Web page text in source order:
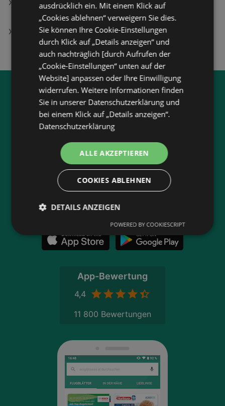
Küchenleerblock LBKB280ESG Grau/Eiche ca. 280
Kommode Jamie Angebote
Jetzt unserewogibtswas.at
App runterladen:
Filtere nach Branchen und stöbere in Produkten
und Flugblättern
Plane deinen Einkauf mit unserem Merkzettel
Lasse dich benachrichtigen, wenn es neue
Flugblätter gibt
Neu in der Stadt? Auf unserer Karte findest du
alle Anbieter in deiner Nähe.
App-Bewertung
4,4
11 800 Bewertungen
ausdrücklich ein. Mit einem Klick auf
„Cookies ablehnen“ verweigern Sie dies.
Sie können Ihre Cookie-Einstellungen
durch Klick auf „Details anzeigen“ und
auch nachträglich [durch Aufrufen der
„Cookie-Einstellungen“ unten auf der
Website] anpassen oder Ihre Einwilligung
widerrufen. Weitere Informationen finden
Sie in unserer Datenschutzerklärung und
bei einem Klick auf „Details anzeigen“.
Datenschutzerklärung
ALLE AKZEPTIEREN
COOKIES ABLEHNEN
DETAILS ANZEIGEN
POWERED BY COOKIESCRIPT